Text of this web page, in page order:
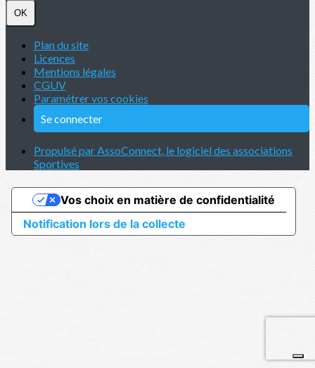
OK
Plan du site
Licences
Mentions légales
CGUV
Paramétrer vos cookies
Se connecter
Propulsé par AssoConnect, le logiciel des associations
Sportives
Notification lors de la collecte
Vos choix en matière de confidentialité